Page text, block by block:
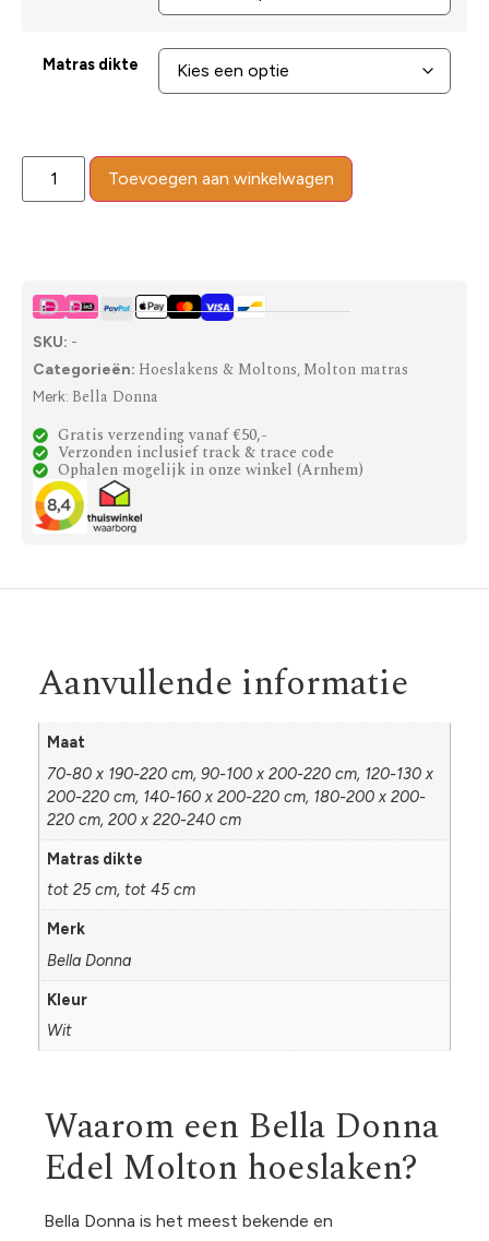
Matras dikte
Toevoegen aan winkelwagen
SKU: -
Categorieën: Hoeslakens & Moltons, Molton matras
Merk: Bella Donna
Gratis verzending vanaf €50,-
Verzonden inclusief track & trace code
Ophalen mogelijk in onze winkel (Arnhem)
Waarom een Bella Donna
Edel Molton hoeslaken?
Bella Donna is het meest bekende en
Aanvullende informatie
Maat
70-80 x 190-220 cm, 90-100 x 200-220 cm, 120-130 x
200-220 cm, 140-160 x 200-220 cm, 180-200 x 200-
220 cm, 200 x 220-240 cm
Matras dikte
tot 25 cm, tot 45 cm
Merk
Bella Donna
Kleur
Wit